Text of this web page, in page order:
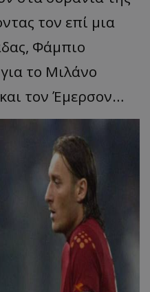
τον επί μια
Φάμπιο
το Μιλάνο
τον Έμερσον…